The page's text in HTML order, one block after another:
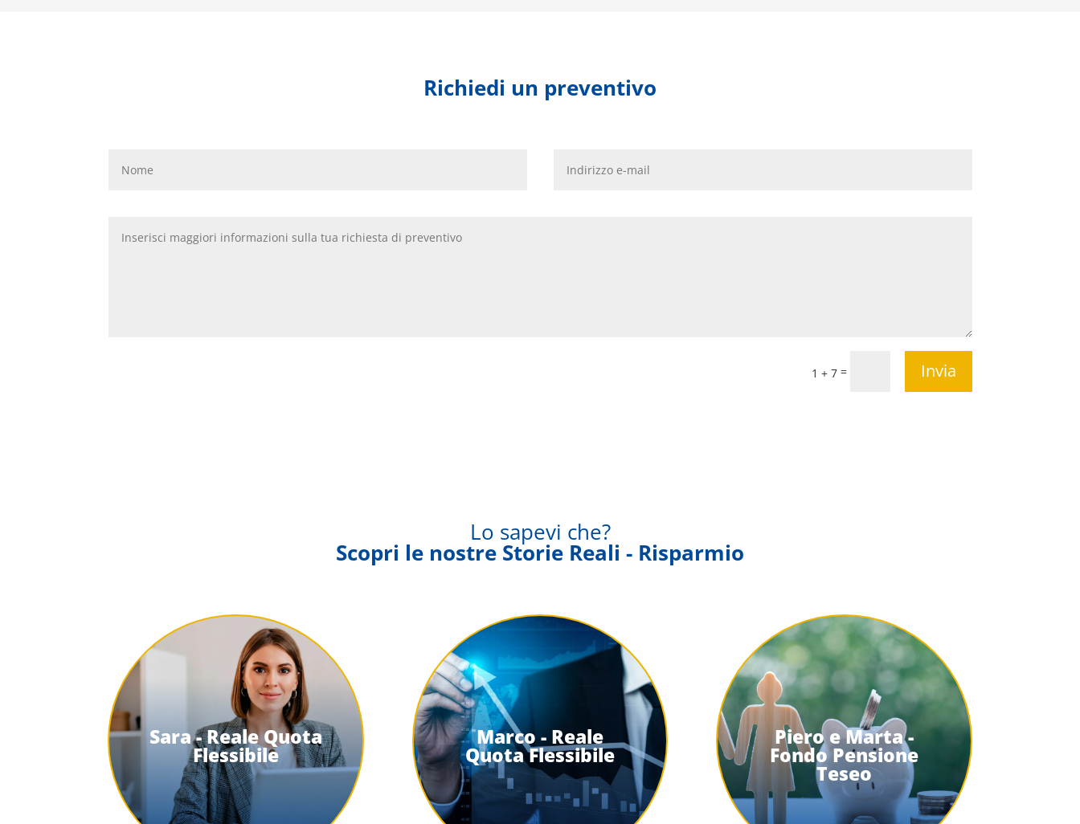
Richiedi un preventivo
1 + 7= Invia
Lo sapevi che?
Scopri le nostre Storie Reali - Risparmio
Sara - Reale Quota
Flessibile
Marco - Reale
Quota Flessibile
Piero e Marta -
Fondo Pensione
Teseo